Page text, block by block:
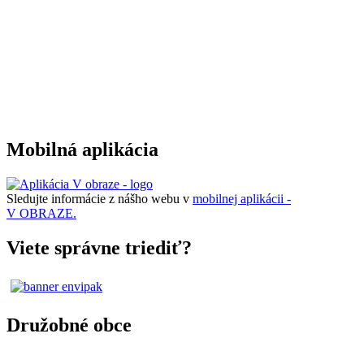
Mobilná aplikácia
Sledujte informácie z nášho webu v mobilnej aplikácii -
V OBRAZE.
Viete správne triediť?
Družobné obce